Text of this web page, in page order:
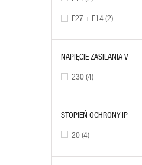
E27 + E14(2)
NAPIĘCIE ZASILANIA V
230(4)
STOPIEŃ OCHRONY IP
20(4)